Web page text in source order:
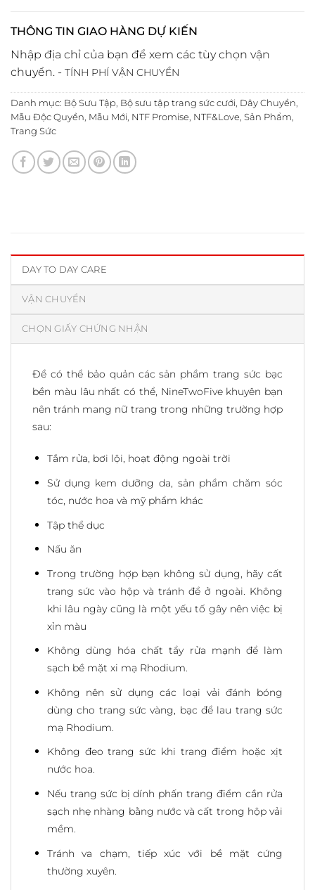
THÔNG TIN GIAO HÀNG DỰ KIẾN
Nhập địa chỉ của bạn để xem các tùy chọn vận
chuyển. - TÍNH PHÍ VẬN CHUYỂN
Danh mục: Bộ Sưu Tập Bộ sưu tập trang sức cưới Dây Chuyền
Mẫu Độc Quyền Mẫu Mới NTF Promise NTF&Love Sản Phẩm
Trang Sức
DAY TO DAY CARE
VẬN CHUYỂN
CHỌN GIẤY CHỨNG NHẬN
Để có thể bảo quản các sản phẩm trang sức bạc
bền màu lâu nhất có thể, NineTwoFive khuyên bạn
nên tránh mang nữ trang trong những trường hợp
sau:
Tắm rửa, bơi lội, hoạt động ngoài trời
Sử dụng kem dưỡng da, sản phẩm chăm sóc
tóc, nước hoa và mỹ phẩm khác
Tập thể dục
Nấu ăn
Trong trường hợp bạn không sử dụng, hãy cất
trang sức vào hộp và tránh để ở ngoài. Không
khi lâu ngày cũng là một yếu tố gây nên việc bị
xỉn màu
Không dùng hóa chất tẩy rửa mạnh để làm
sạch bề mặt xi mạ Rhodium.
Không nên sử dụng các loại vải đánh bóng
dùng cho trang sức vàng, bạc để lau trang sức
mạ Rhodium.
Không đeo trang sức khi trang điểm hoặc xịt
nước hoa.
Nếu trang sức bị dính phấn trang điểm cần rửa
sạch nhẹ nhàng bằng nước và cất trong hộp vải
mềm.
Tránh va chạm, tiếp xúc với bề mặt cứng
thường xuyên.